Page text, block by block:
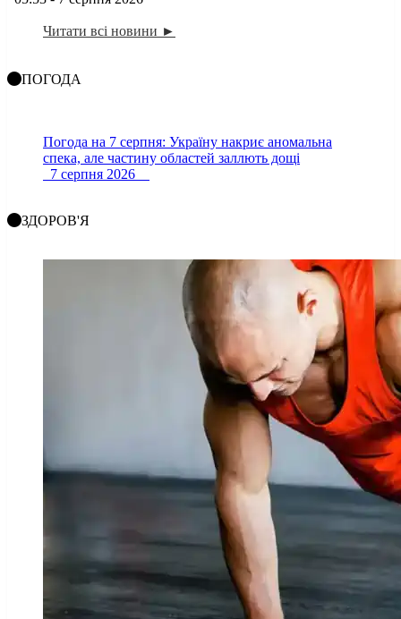
Читати всі новини ►
ПОГОДА
Погода на 7 серпня: Україну накриє аномальна
спека, але частину областей заллють дощі
7 серпня 2026
ЗДОРОВ'Я